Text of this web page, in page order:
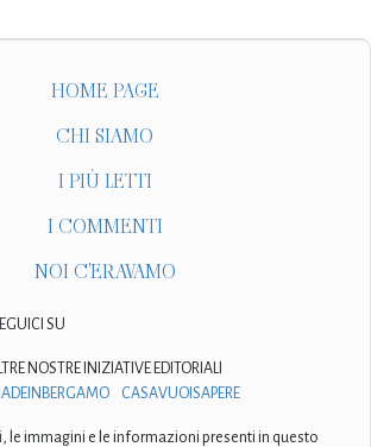
HOME PAGE
CHI SIAMO
I PIÙ LETTI
I COMMENTI
NOI C'ERAVAMO
SU
NOSTRE INIZIATIVE EDITORIALI
CASAVUOISAPERE
le immagini e le informazioni presenti in questo